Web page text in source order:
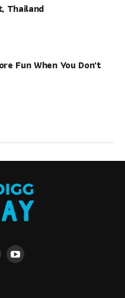
Thailand
Fun When You Don’t